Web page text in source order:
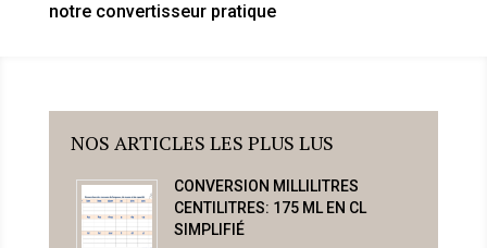
notre convertisseur pratique
NOS ARTICLES LES PLUS LUS
CONVERSION MILLILITRES
CENTILITRES: 175 ML EN CL
SIMPLIFIÉ